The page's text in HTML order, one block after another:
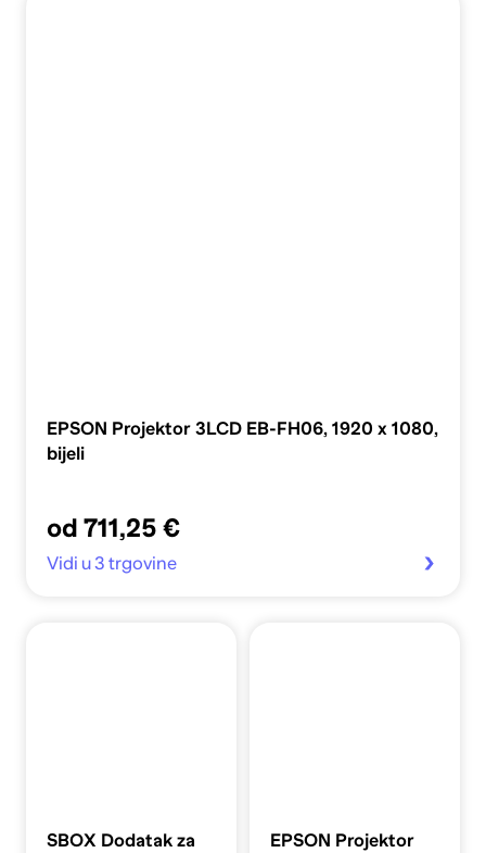
EPSON Projektor 3LCD EB-FH06, 1920 x 1080,
bijeli
od 711,25 €
Vidi u 3 trgovine
SBOX Dodatak za
EPSON Projektor